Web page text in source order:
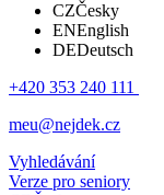
CZČesky
ENEnglish
DEDeutsch
+420 353 240 111
meu@nejdek.cz
Vyhledávání
Verze pro seniory